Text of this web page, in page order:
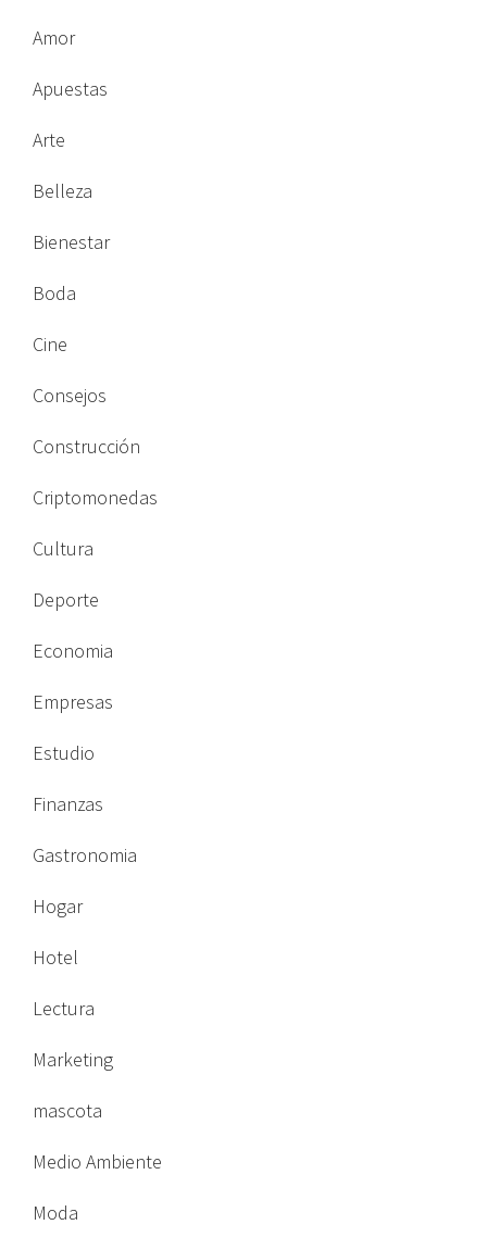
Amor
Apuestas
Arte
Belleza
Bienestar
Boda
Cine
Consejos
Construcción
Criptomonedas
Cultura
Deporte
Economia
Empresas
Estudio
Finanzas
Gastronomia
Hogar
Hotel
Lectura
Marketing
mascota
Medio Ambiente
Moda